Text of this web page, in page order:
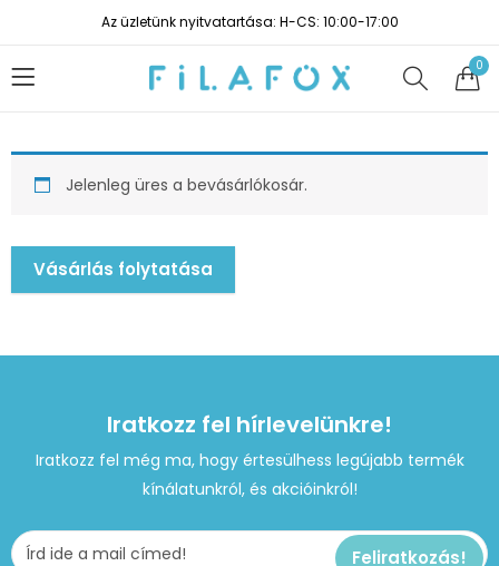
Az üzletünk nyitvatartása: H-CS: 10:00-17:00
0
Jelenleg üres a bevásárlókosár.
Vásárlás folytatása
Iratkozz fel hírlevelünkre!
Iratkozz fel még ma, hogy értesülhess legújabb termék
kínálatunkról, és akcióinkról!